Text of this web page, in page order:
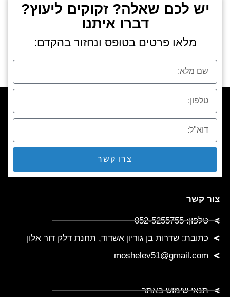
יש לכם שאלה? זקוקים ליעוץ?
דברו איתנו
מלאו פרטים בטופס ונחזור בהקדם:
צרו קשר
צור קשר
טלפון: 052-5255755
כתובת: שדרות בן גוריון אשדוד, תחנת דלק דור אלון
moshelev51@gmail.com
תנאי שימוש באתר